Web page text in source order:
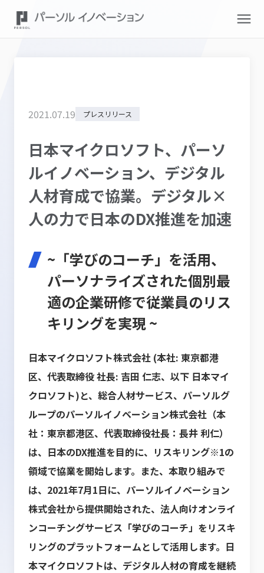
2021.07.19 プレスリリース
日本マイクロソフト、パーソ
ルイノベーション、デジタル
人材育成で協業。デジタル×
人の力で日本のDX推進を加速
~「学びのコーチ」を活用、
パーソナライズされた個別最
適の企業研修で従業員のリス
キリングを実現 ~
日本マイクロソフト株式会社 (本社: 東京都港
区、代表取締役 社長: 吉田 仁志、以下 日本マイ
クロソフト)と、総合人材サービス、パーソルグ
ループのパーソルイノベーション株式会社（本
社：東京都港区、代表取締役社長：長井 利仁）
は、日本のDX推進を目的に、リスキリング※1の
領域で協業を開始します。また、本取り組みで
は、2021年7月1日に、パーソルイノベーション
株式会社から提供開始された、法人向けオンライ
ンコーチングサービス「学びのコーチ」をリスキ
リングのプラットフォームとして活用します。 日
本マイクロソフトは、デジタル人材の育成を継続